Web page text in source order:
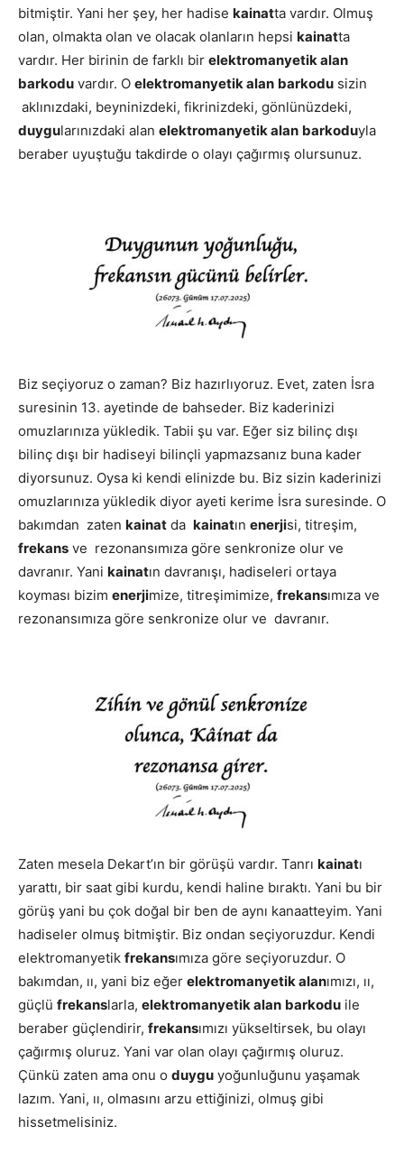
bitmiştir. Yani her şey, her hadise kainatta vardır. Olmuş
olan, olmakta olan ve olacak olanların hepsi kainatta
vardır. Her birinin de farklı bir elektromanyetik alan
barkodu vardır. O elektromanyetik alan barkodu sizin
aklınızdaki, beyninizdeki, fikrinizdeki, gönlünüzdeki,
duygularınızdaki alan elektromanyetik alan barkoduyla
beraber uyuştuğu takdirde o olayı çağırmış olursunuz.
Biz seçiyoruz o zaman? Biz hazırlıyoruz. Evet, zaten İsra
suresinin 13. ayetinde de bahseder. Biz kaderinizi
omuzlarınıza yükledik. Tabii şu var. Eğer siz bilinç dışı
bilinç dışı bir hadiseyi bilinçli yapmazsanız buna kader
diyorsunuz. Oysa ki kendi elinizde bu. Biz sizin kaderinizi
omuzlarınıza yükledik diyor ayeti kerime İsra suresinde. O
bakımdan zaten kainat da kainatın enerjisi, titreşim,
frekans ve rezonansımıza göre senkronize olur ve
davranır. Yani kainatın davranışı, hadiseleri ortaya
koyması bizim enerjimize, titreşimimize, frekansımıza ve
rezonansımıza göre senkronize olur ve davranır.
Zaten mesela Dekart’ın bir görüşü vardır. Tanrı kainatı
yarattı, bir saat gibi kurdu, kendi haline bıraktı. Yani bu bir
görüş yani bu çok doğal bir ben de aynı kanaatteyim. Yani
hadiseler olmuş bitmiştir. Biz ondan seçiyoruzdur. Kendi
elektromanyetik frekansımıza göre seçiyoruzdur. O
bakımdan, ıı, yani biz eğer elektromanyetik alanımızı, ıı,
güçlü frekanslarla, elektromanyetik alan barkodu ile
beraber güçlendirir, frekansımızı yükseltirsek, bu olayı
çağırmış oluruz. Yani var olan olayı çağırmış oluruz.
Çünkü zaten ama onu o duygu yoğunluğunu yaşamak
lazım. Yani, ıı, olmasını arzu ettiğinizi, olmuş gibi
hissetmelisiniz.